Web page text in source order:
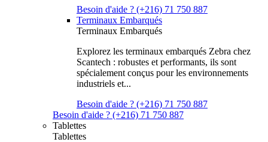
Besoin d'aide ? (+216) 71 750 887
Terminaux Embarqués
Terminaux Embarqués
Explorez les terminaux embarqués Zebra chez
Scantech : robustes et performants, ils sont
spécialement conçus pour les environnements
industriels et...
Besoin d'aide ? (+216) 71 750 887
Besoin d'aide ? (+216) 71 750 887
Tablettes
Tablettes